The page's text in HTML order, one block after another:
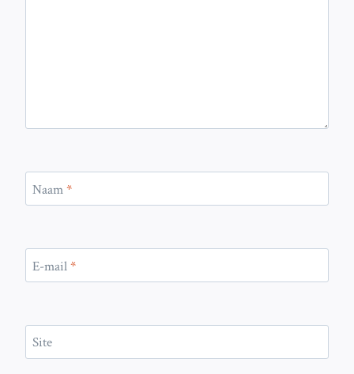
Naam*
E-mail*
Site